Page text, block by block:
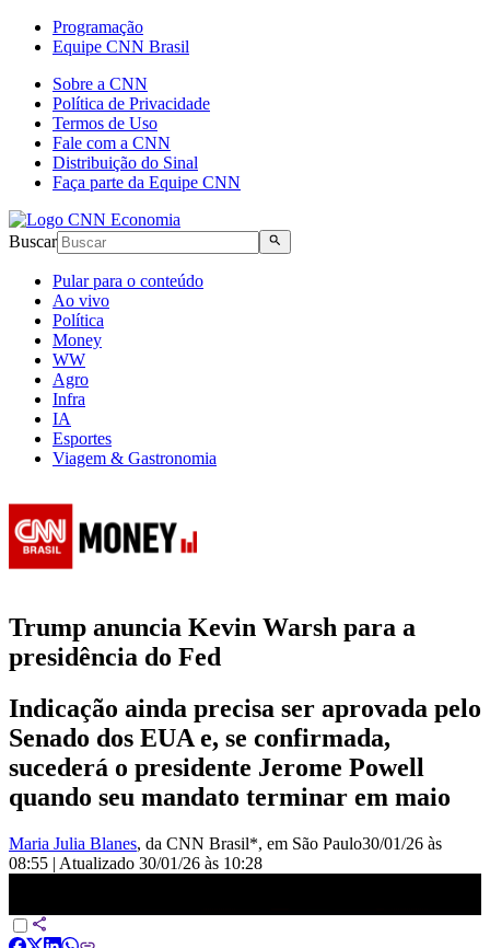
Programação
Equipe CNN Brasil
Sobre a CNN
Política de Privacidade
Termos de Uso
Fale com a CNN
Distribuição do Sinal
Faça parte da Equipe CNN
Buscar
Pular para o conteúdo
Ao vivo
Política
Money
WW
Agro
Infra
IA
Esportes
Viagem & Gastronomia
Trump anuncia Kevin Warsh para a
presidência do Fed
Indicação ainda precisa ser aprovada pelo
Senado dos EUA e, se confirmada,
sucederá o presidente Jerome Powell
quando seu mandato terminar em maio
Maria Julia Blanes, da CNN Brasil*, em São Paulo30/01/26 às
08:55 | Atualizado 30/01/26 às 10:28